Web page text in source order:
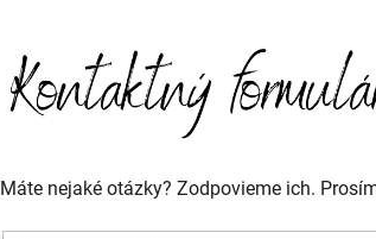
Máte nejaké otázky? Zodpovieme ich.